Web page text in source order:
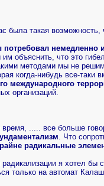
была такая возможность,
немедленно
объяснить, что это
методами мы не
когда-нибудь все-таки
международного
организаций.
..... все больше
. Что
радикальные
я хотел
только на автомат